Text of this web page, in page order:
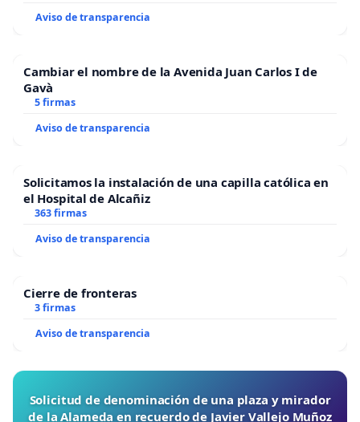
Aviso de transparencia
Cambiar el nombre de la Avenida Juan Carlos I de
Gavà
5 firmas
Aviso de transparencia
Solicitamos la instalación de una capilla católica en
el Hospital de Alcañiz
363 firmas
Aviso de transparencia
Cierre de fronteras
3 firmas
Aviso de transparencia
Solicitud de denominación de una plaza y mirador
de la Alameda en recuerdo de Javier Vallejo Muñoz